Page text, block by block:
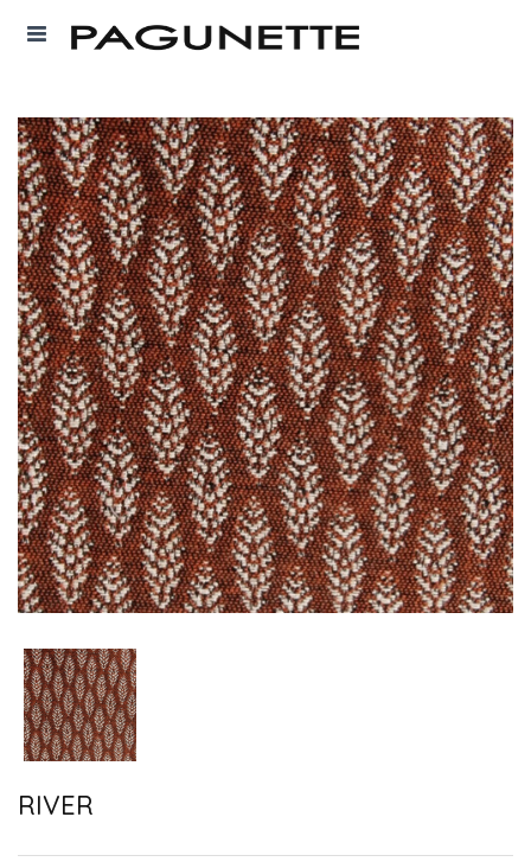
RIVER